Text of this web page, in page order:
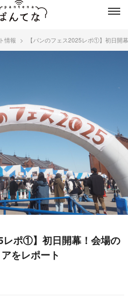
情報 【パンのフェス2025レポ①】初日開
レポ①】初日開幕！会場の
をレポート